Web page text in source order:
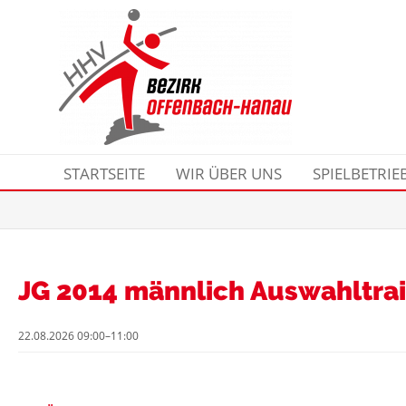
STARTSEITE WIR ÜBER UNS
JG 2014 männlich
22.08.2026 09:00–11:00